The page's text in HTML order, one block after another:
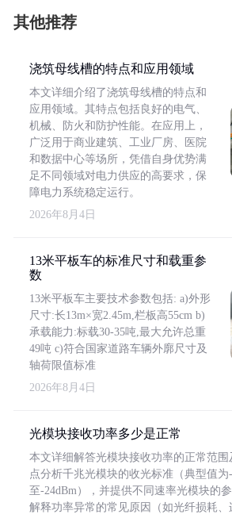
其他推荐
浇筑母线槽的特点和应用领域
本文详细介绍了浇筑母线槽的特点和
应用领域。其特点包括良好的电气、
机械、防火和防护性能。在应用上，
广泛用于商业建筑、工业厂房、医院
和数据中心等场所，凭借自身优势满
足不同领域对电力供应的高要求，保
障电力系统稳定运行。
2026年8月4日
13米平板车的标准尺寸和载重参
数
13米平板车主要技术参数包括: a)外形
尺寸:长13m×宽2.45m,栏板高55cm b)
承载能力:标载30-35吨,最大允许总重
49吨 c)符合国家道路车辆外廓尺寸及
轴荷限值标准
2026年8月4日
光模块接收功率多少是正常
本文详细解答光模块接收功率的正常范
点分析千兆光模块的收光标准（典型值为
至-24dBm），并提供不同速率光模块的
解释功率异常的常见原因（如光纤损耗、